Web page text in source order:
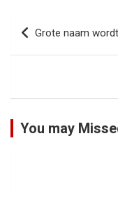
Bericht
navigatie
Grote naam
You may